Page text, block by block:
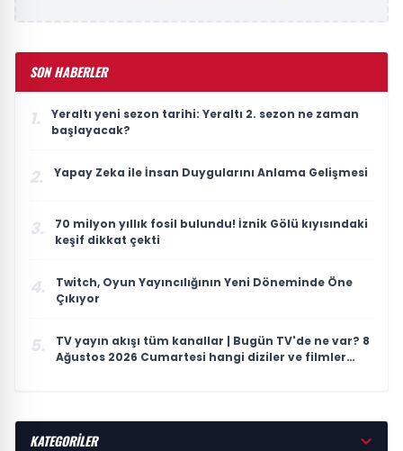
SON HABERLER
1.
Yeraltı yeni sezon tarihi: Yeraltı 2. sezon ne zaman
başlayacak?
2. Yapay Zeka ile İnsan Duygularını Anlama Gelişmesi
3.
70 milyon yıllık fosil bulundu! İznik Gölü kıyısındaki
keşif dikkat çekti
4.
Twitch, Oyun Yayıncılığının Yeni Döneminde Öne
Çıkıyor
5.
TV yayın akışı tüm kanallar | Bugün TV'de ne var? 8
Ağustos 2026 Cumartesi hangi diziler ve filmler
KATEGORİLER